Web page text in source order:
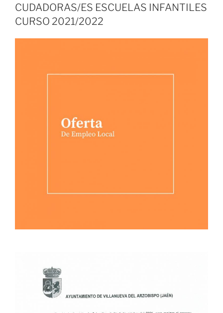
CUDADORAS/ES ESCUELAS INFANTILES
CURSO 2021/2022